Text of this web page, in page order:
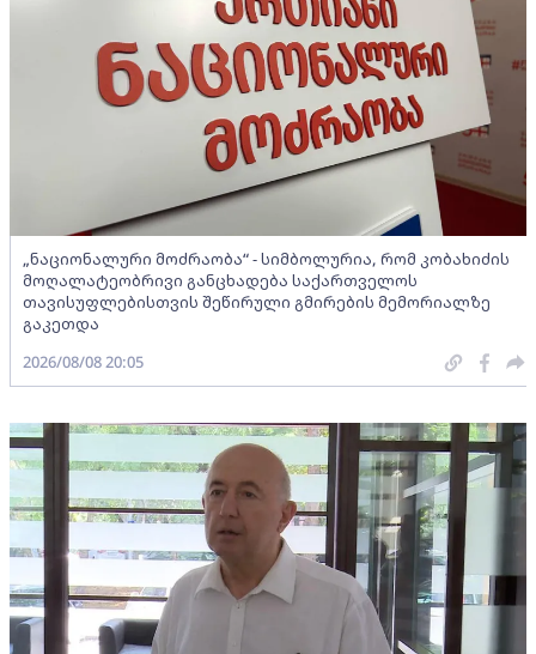
„ნაციონალური მოძრაობა“ - სიმბოლურია, რომ კობახიძის
მოღალატეობრივი განცხადება საქართველოს
თავისუფლებისთვის შეწირული გმირების მემორიალზე
გაკეთდა
2026/08/08 20:05